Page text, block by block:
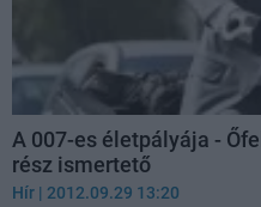
A 007-es életpályája -
rész ismertető
Hír | 2012.09.29 13:20